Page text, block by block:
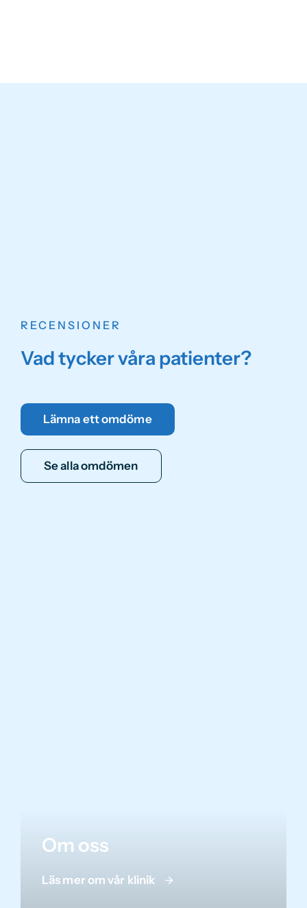
RECENSIONER
Vad tycker våra patienter?
Lämna ett omdöme
Se alla omdömen
Om oss
Läs mer om vår klinik